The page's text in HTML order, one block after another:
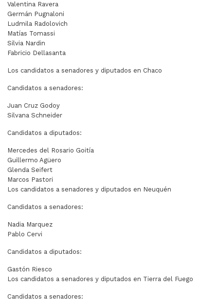
Valentina Ravera
Germán Pugnaloni
Ludmila Radolovich
Matías Tomassi
Silvia Nardin
Fabricio Dellasanta
Los candidatos a senadores y diputados en Chaco
Candidatos a senadores:
Juan Cruz Godoy
Silvana Schneider
Candidatos a diputados:
Mercedes del Rosario Goitía
Guillermo Agüero
Glenda Seifert
Marcos Pastori
Los candidatos a senadores y diputados en Neuquén
Candidatos a senadores:
Nadia Marquez
Pablo Cervi
Candidatos a diputados:
Gastón Riesco
Los candidatos a senadores y diputados en Tierra del Fuego
Candidatos a senadores: